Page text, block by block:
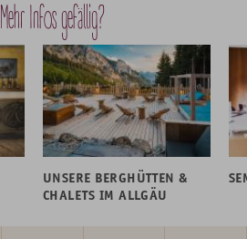
Mehr Infos gefällig?
UNSERE BERGHÜTTEN &
CHALETS IM ALLGÄU